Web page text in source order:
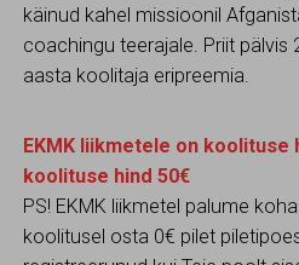
käinud kahel missioonil
coachingu teerajale. Priit pälvis
aasta koolitaja eripreemia.
EKMK liikmetele on
koolituse hind 50€
PS! EKMK liikmetel palume
koolitusel osta 0€ pilet